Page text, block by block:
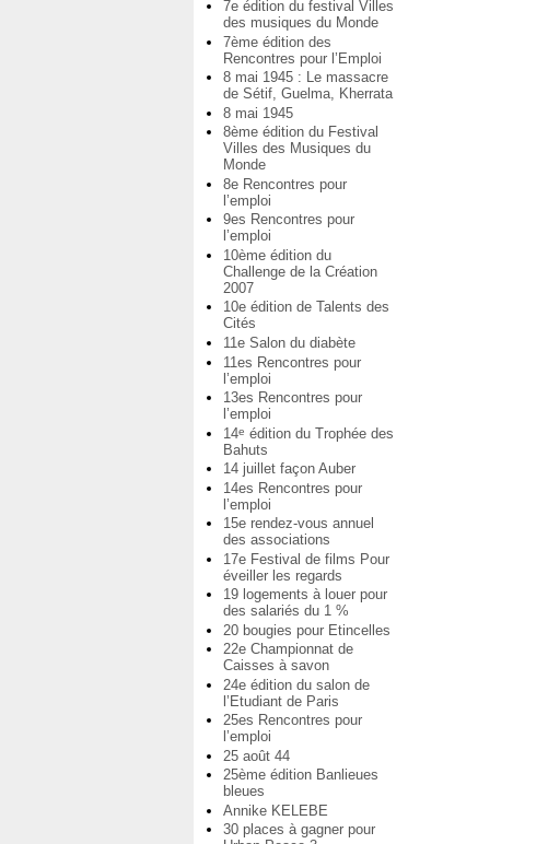
7e édition du festival Villes
des musiques du Monde
7ème édition des
Rencontres pour l’Emploi
8 mai 1945 : Le massacre
de Sétif, Guelma, Kherrata
8 mai 1945
8ème édition du Festival
Villes des Musiques du
Monde
8e Rencontres pour
l’emploi
9es Rencontres pour
l’emploi
10ème édition du
Challenge de la Création
2007
10e édition de Talents des
Cités
11e Salon du diabète
11es Rencontres pour
l’emploi
13es Rencontres pour
l’emploi
14e édition du Trophée des
Bahuts
14 juillet façon Auber
14es Rencontres pour
l’emploi
15e rendez-vous annuel
des associations
17e Festival de films Pour
éveiller les regards
19 logements à louer pour
des salariés du 1 %
20 bougies pour Etincelles
22e Championnat de
Caisses à savon
24e édition du salon de
l’Etudiant de Paris
25es Rencontres pour
l’emploi
25 août 44
25ème édition Banlieues
bleues
Annike KELEBE
30 places à gagner pour